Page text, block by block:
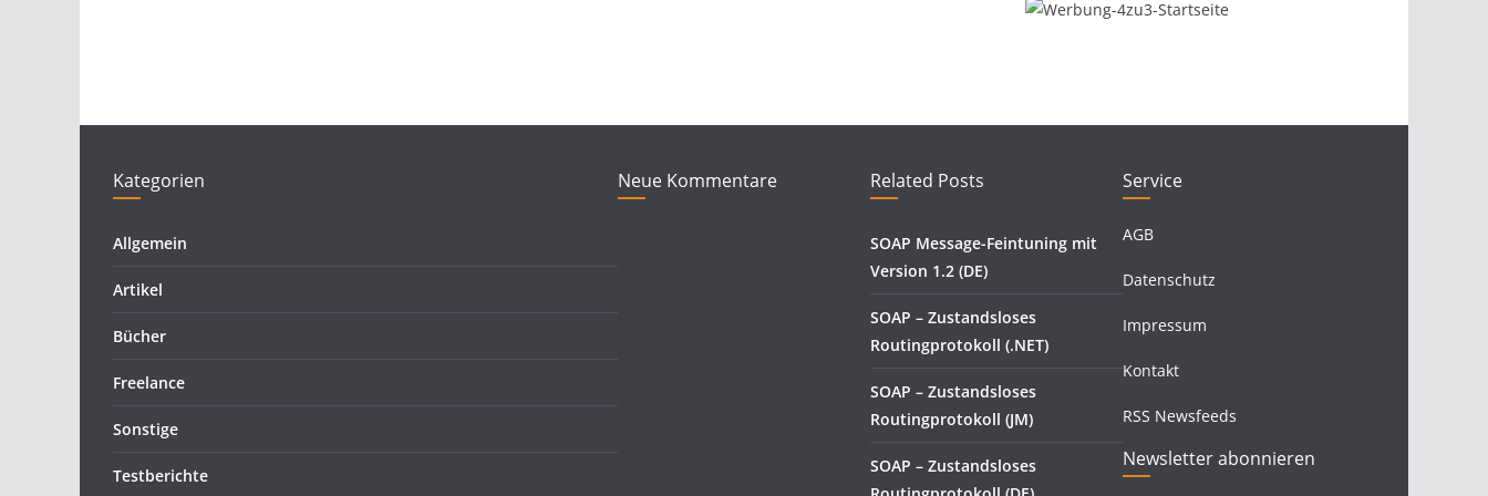
Kategorien
Allgemein
Artikel
Bücher
Freelance
Sonstige
Testberichte
Neue Kommentare Related Posts
SOAP Message-Feintuning mit
Version 1.2 (DE)
SOAP – Zustandsloses
Routingprotokoll (.NET)
SOAP – Zustandsloses
Routingprotokoll (JM)
SOAP – Zustandsloses
Service
AGB
Datenschutz
Impressum
Kontakt
RSS Newsfeeds
Newsletter abonnieren